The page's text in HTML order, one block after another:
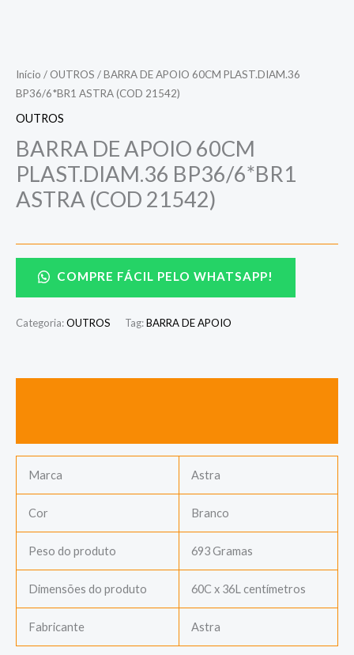
Início / OUTROS / BARRA DE APOIO 60CM PLAST.DIAM.36
BP36/6*BR1 ASTRA (COD 21542)
OUTROS
BARRA DE APOIO 60CM
PLAST.DIAM.36 BP36/6*BR1
ASTRA (COD 21542)
COMPRE FÁCIL PELO WHATSAPP!
Categoria:OUTROS Tag:BARRA DE APOIO
Marca Astra
Cor Branco
Peso do produto 693 Gramas
Dimensões do produto 60C x 36L centímetros
Fabricante Astra